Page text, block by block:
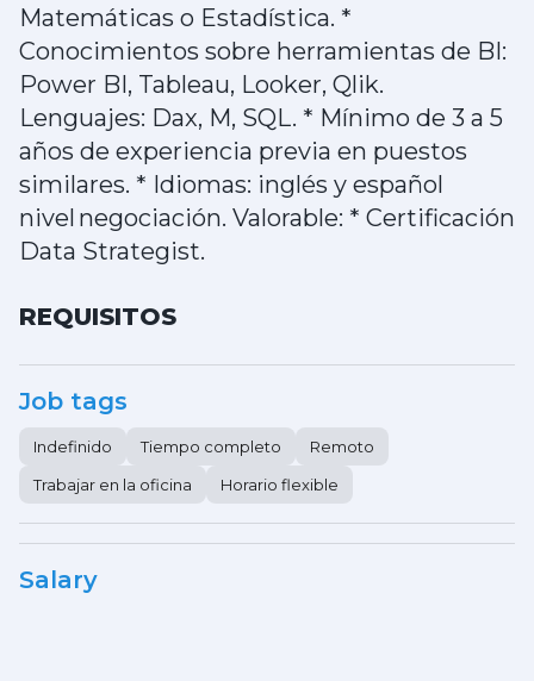
Matemáticas o Estadística. *
Conocimientos sobre herramientas de BI:
Power BI, Tableau, Looker, Qlik.
Lenguajes: Dax, M, SQL. * Mínimo de 3 a 5
años de experiencia previa en puestos
similares. * Idiomas: inglés y español
nivel negociación. Valorable: * Certificación
Data Strategist.
REQUISITOS
Job tags
Indefinido Tiempo completo
Remoto
Trabajar en la oficina
Horario flexible
Salary